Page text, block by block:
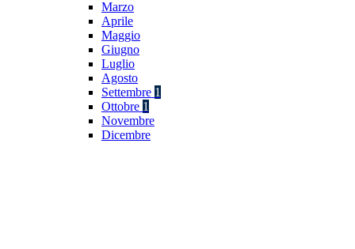
Marzo
Aprile
Maggio
Giugno
Luglio
Agosto
Settembre 1
Ottobre 1
Novembre
Dicembre